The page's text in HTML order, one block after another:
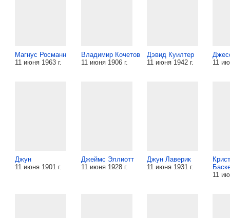
Магнус Росманн
11 июня 1963 г.
Владимир Кочетов
11 июня 1906 г.
Дэвид Куилтер
11 июня 1942 г.
11
Джун
11 июня 1901 г.
Джеймс Эллиотт
11 июня 1928 г.
Джун Лаверик
11 июня 1931 г.
11